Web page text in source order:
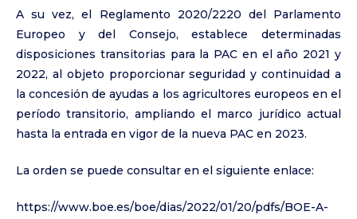
A su vez, el Reglamento 2020/2220 del Parlamento
Europeo y del Consejo, establece determinadas
disposiciones transitorias para la PAC en el año 2021 y
2022, al objeto proporcionar seguridad y continuidad a
la concesión de ayudas a los agricultores europeos en el
período transitorio, ampliando el marco jurídico actual
hasta la entrada en vigor de la nueva PAC en 2023.
La orden se puede consultar en el siguiente enlace:
https://www.boe.es/boe/dias/2022/01/20/pdfs/BOE-A-